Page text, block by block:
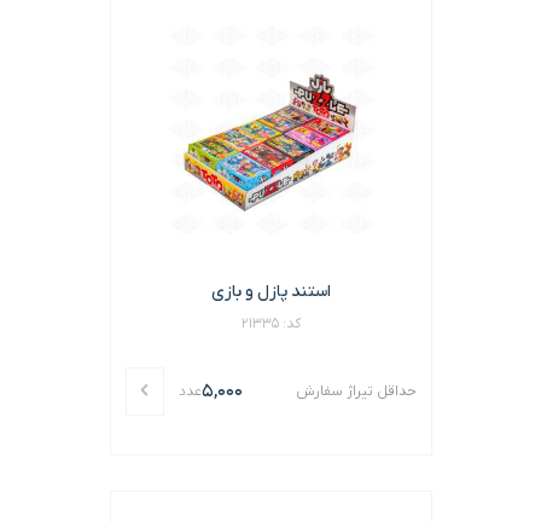
استند پازل و بازی
کد: 21335
حداقل تیراژ سفارش 5,000عدد